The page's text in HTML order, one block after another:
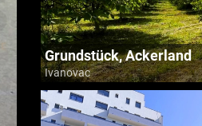
Grundstück, Ackerland
Ivanovac